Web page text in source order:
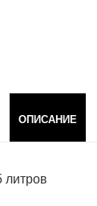
ОПИСАНИЕ
литров